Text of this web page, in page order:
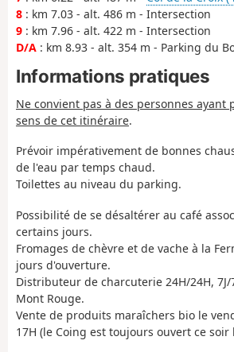
8 : km 7.03 - alt. 486 m - Intersection
9 : km 7.96 - alt. 422 m - Intersection
D/A : km 8.93 - alt. 354 m - Parking du
Informations pratiques
Ne convient pas à des personnes ayant
sens de cet itinéraire.
Prévoir impérativement de bonnes
de l'eau par temps chaud.
Toilettes au niveau du parking.
Possibilité de se désaltérer au café
certains jours.
Fromages de chèvre et de vache à la
jours d'ouverture.
Distributeur de charcuterie 24H/24H, 7J/
Mont Rouge.
Vente de produits maraîchers bio le
17H (le Coing est toujours ouvert ce soir